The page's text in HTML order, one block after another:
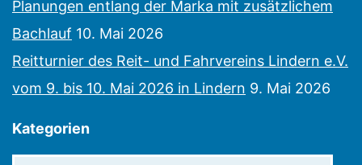
Planungen entlang der Marka mit zusätzlichem
Bachlauf 10. Mai 2026
Reitturnier des Reit- und Fahrvereins Lindern e.V.
vom 9. bis 10. Mai 2026 in Lindern 9. Mai 2026
Kategorien